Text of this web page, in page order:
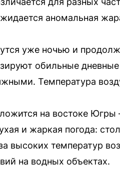
аномальная
уже ночью и
обильные
Температура
на востоке
и жаркая погода:
высоких температур
на водных объектах.